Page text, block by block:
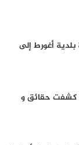
أغورط إلى
كشفت حقائق و